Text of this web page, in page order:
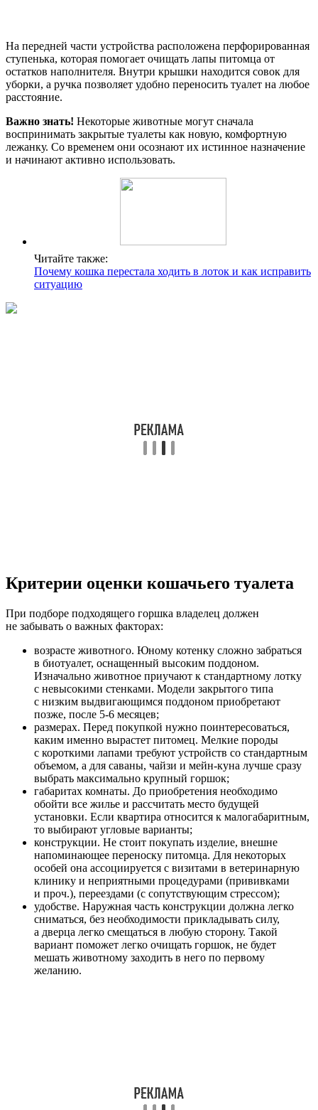
На передней части устройства расположена перфорированная
ступенька, которая помогает очищать лапы питомца от
остатков наполнителя. Внутри крышки находится совок для
уборки, а ручка позволяет удобно переносить туалет на любое
расстояние.
Важно знать! Некоторые животные могут сначала
воспринимать закрытые туалеты как новую, комфортную
лежанку. Со временем они осознают их истинное назначение
и начинают активно использовать.
Читайте также:
Почему кошка перестала ходить в лоток и как исправить
ситуацию
Критерии оценки кошачьего туалета
При подборе подходящего горшка владелец должен
не забывать о важных факторах:
возрасте животного. Юному котенку сложно забраться
в биотуалет, оснащенный высоким поддоном.
Изначально животное приучают к стандартному лотку
с невысокими стенками. Модели закрытого типа
с низким выдвигающимся поддоном приобретают
позже, после 5-6 месяцев;
размерах. Перед покупкой нужно поинтересоваться,
каким именно вырастет питомец. Мелкие породы
с короткими лапами требуют устройств со стандартным
объемом, а для саваны, чайзи и мейн-куна лучше сразу
выбрать максимально крупный горшок;
габаритах комнаты. До приобретения необходимо
обойти все жилье и рассчитать место будущей
установки. Если квартира относится к малогабаритным,
то выбирают угловые варианты;
конструкции. Не стоит покупать изделие, внешне
напоминающее переноску питомца. Для некоторых
особей она ассоциируется с визитами в ветеринарную
клинику и неприятными процедурами (прививками
и проч.), переездами (с сопутствующим стрессом);
удобстве. Наружная часть конструкции должна легко
сниматься, без необходимости прикладывать силу,
а дверца легко смещаться в любую сторону. Такой
вариант поможет легко очищать горшок, не будет
мешать животному заходить в него по первому
желанию.